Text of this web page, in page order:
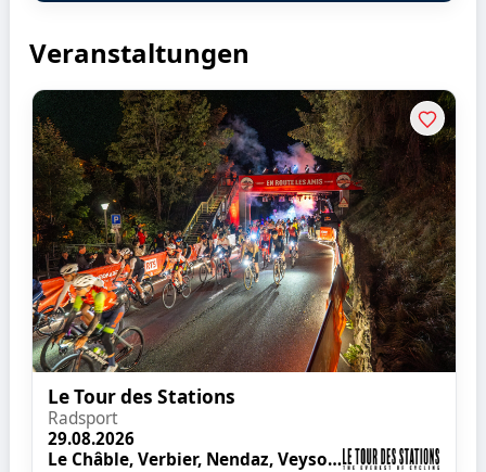
Veranstaltungen
Le Tour des Stations
Radsport
29.08.2026
Le Châble, Verbier, Nendaz, Veysonnaz, Tyhon 2000, Anzère, Crans-Montana, Vercorin, Ovronnaz